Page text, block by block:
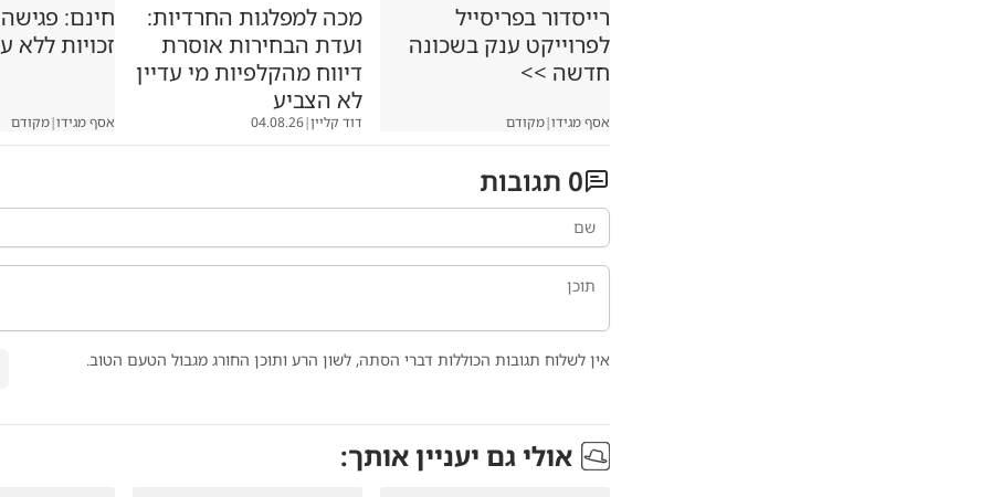
רייסדור בפריסייל
לפרוייקט ענק בשכונה
חדשה >>
אסף מגידו|מקודם
מכה למפלגות החרדיות:
ועדת הבחירות אוסרת
דיווח מהקלפיות מי עדיין
לא הצביע
דוד קליין|
04.08.26
חינם:
זכויות ללא
אסף מגידו|מקודם
0 תגובות
אין לשלוח תגובות הכוללות דברי הסתה, לשון הרע ותוכן החורג מגבול הטעם הטוב.
אולי גם יעניין אותך: